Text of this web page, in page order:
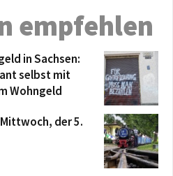
empfehlen
in Sachsen:
selbst mit
Wohngeld
der 5.